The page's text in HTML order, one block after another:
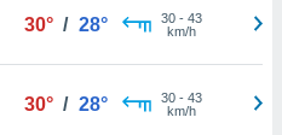
30° / 28° 30- 43
km/h
30° / 28° 30- 43
km/h